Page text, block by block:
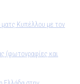
Κυπέλλου με τον
(φωτογραφίες και